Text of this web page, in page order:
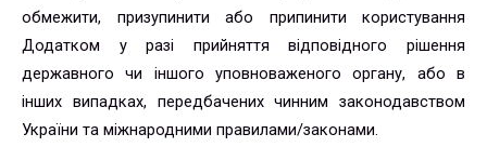
обмежити, призупинити або припинити користування
Додатком у разі прийняття відповідного рішення
державного чи іншого уповноваженого органу, або в
інших випадках, передбачених чинним законодавством
України та міжнародними правилами/законами.